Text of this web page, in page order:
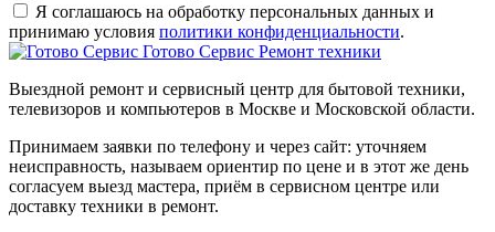
Я соглашаюсь на обработку персональных данных и
принимаю условия политики конфиденциальности.
Готово Сервис Ремонт техники
Выездной ремонт и сервисный центр для бытовой техники,
телевизоров и компьютеров в Москве и Московской области.
Принимаем заявки по телефону и через сайт: уточняем
неисправность, называем ориентир по цене и в этот же день
согласуем выезд мастера, приём в сервисном центре или
доставку техники в ремонт.